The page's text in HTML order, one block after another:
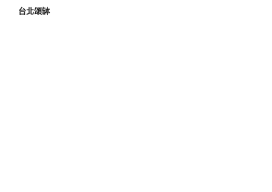
台北頌缽